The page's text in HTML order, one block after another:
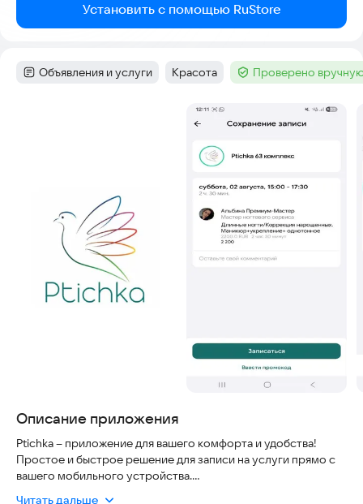
Установить с помощью RuStore
Категория:
Объявления и услуги Тег:
Красота Тег :Проверено
Описание приложения
Ptichka – приложение для вашего комфорта и удобства!
Простое и быстрое решение для записи на услуги прямо с
вашего мобильного устройства.
Читать дальше